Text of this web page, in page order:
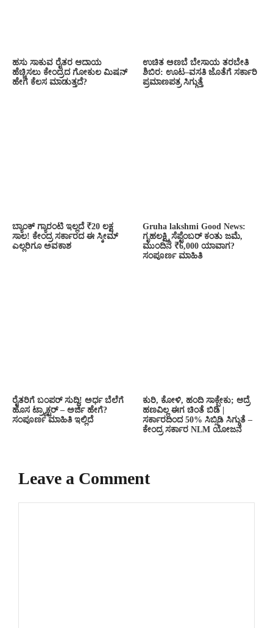
ಹಸು ಸಾಕುವ ರೈತರ ಆದಾಯ
ಹೆಚ್ಚಿಸಲು ಕೇಂದ್ರದ ಗೋಕುಲ ಮಿಷನ್
ಹೇಗೆ ಕೆಲಸ ಮಾಡುತ್ತದೆ?
ಉಚಿತ ಅಣಬೆ ಬೇಸಾಯ ತರಬೇತಿ
ಶಿಬಿರ: ಊಟ–ವಸತಿ ಜೊತೆಗೆ ಸರ್ಕಾರಿ
ಪ್ರಮಾಣಪತ್ರ ಸಿಗ್ಗುತ್ತೆ
ಬ್ಯಾಂಕ್ ಗ್ಯಾರಂಟಿ ಇಲ್ಲದೆ ₹20 ಲಕ್ಷ
ಸಾಲ! ಕೇಂದ್ರ ಸರ್ಕಾರದ ಈ ಸ್ಕೀಮ್
ಎಲ್ಲರಿಗೂ ಅವಕಾಶ
Gruha lakshmi Good News:
ಗೃಹಲಕ್ಷ್ಮಿ ಸೆಪ್ಟೆಂಬರ್ ಕಂತು ಜಮೆ,
ಮುಂದಿನ ₹6,000 ಯಾವಾಗ?
ಸಂಪೂರ್ಣ ಮಾಹಿತಿ
ರೈತರಿಗೆ ಬಂಪರ್ ಸುದ್ದಿ! ಅರ್ಧ ಬೆಲೆಗೆ
ಹೊಸ ಟ್ರ್ಯಾಕ್ಟರ್ – ಅರ್ಜಿ ಹೇಗೆ?
ಸಂಪೂರ್ಣ ಮಾಹಿತಿ ಇಲ್ಲಿದೆ
ಕುರಿ, ಕೋಳಿ, ಹಂದಿ ಸಾಕ್ಬೇಕು; ಆದ್ರೆ
ಹಣವಿಲ್ಲ ಈಗ ಚಿಂತೆ ಬಿಡಿ |
ಸರ್ಕಾರದಿಂದ 50% ಸಿಬ್ಸಿಡಿ ಸಿಗ್ಗುತೆ –
ಕೇಂದ್ರ ಸರ್ಕಾರ NLM ಯೋಜನೆ
Leave a Comment